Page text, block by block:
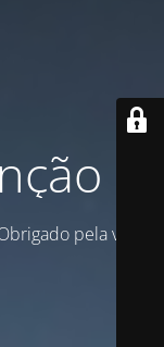
pela vossa